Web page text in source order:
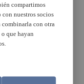
compartimos
nuestros socios
con otra
que hayan